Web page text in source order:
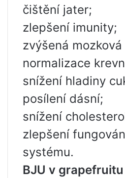
čištění jater;
zlepšení imunity;
zvýšená
normalizace
snížení hladiny
posílení dásní;
snížení
zlepšení
systému.
BJU v grapefruitu